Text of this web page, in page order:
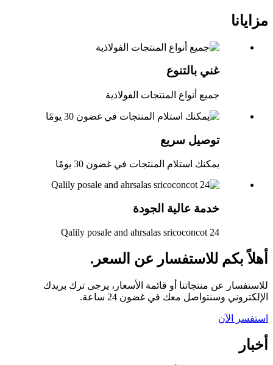
مزايانا
غني بالتنوع
جميع أنواع المنتجات الفولاذية
توصيل سريع
يمكنك استلام المنتجات في غضون 30 يومًا
خدمة عالية الجودة
Qalily posale and ahrsalas sricoconcot 24
أهلاً بكم للاستفسار عن السعر.
للاستفسار عن منتجاتنا أو قائمة الأسعار، يرجى ترك بريدك
الإلكتروني وسنتواصل معك في غضون 24 ساعة.
استفسر الآن
أخبار